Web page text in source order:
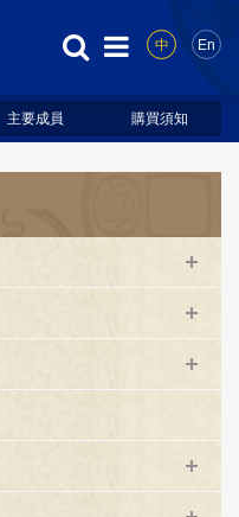
中 En
主要成員 購買須知